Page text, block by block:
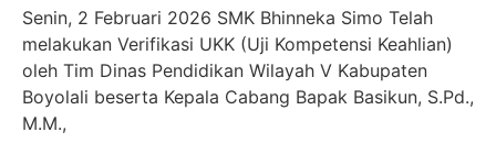
Senin, 2 Februari 2026 SMK Bhinneka Simo Telah
melakukan Verifikasi UKK (Uji Kompetensi Keahlian)
oleh Tim Dinas Pendidikan Wilayah V Kabupaten
Boyolali beserta Kepala Cabang Bapak Basikun, S.Pd.,
M.M.,